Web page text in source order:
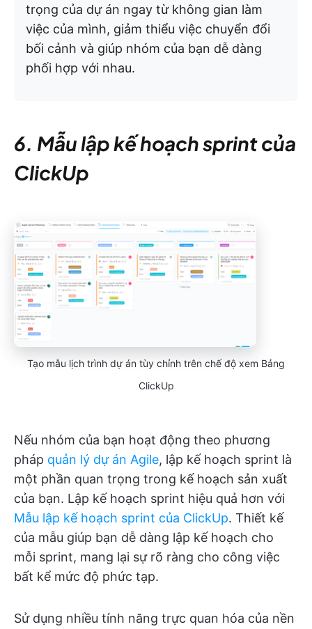
trọng của dự án ngay từ không gian làm
việc của mình, giảm thiểu việc chuyển đổi
bối cảnh và giúp nhóm của bạn dễ dàng
phối hợp với nhau.
6. Mẫu lập kế hoạch sprint của
ClickUp
Tạo mẫu lịch trình dự án tùy chỉnh trên chế độ xem Bảng
ClickUp
Nếu nhóm của bạn hoạt động theo phương
pháp quản lý dự án Agile, lập kế hoạch sprint là
một phần quan trọng trong kế hoạch sản xuất
của bạn. Lập kế hoạch sprint hiệu quả hơn với
Mẫu lập kế hoạch sprint của ClickUp. Thiết kế
của mẫu giúp bạn dễ dàng lập kế hoạch cho
mỗi sprint, mang lại sự rõ ràng cho công việc
bất kể mức độ phức tạp.
Sử dụng nhiều tính năng trực quan hóa của nền